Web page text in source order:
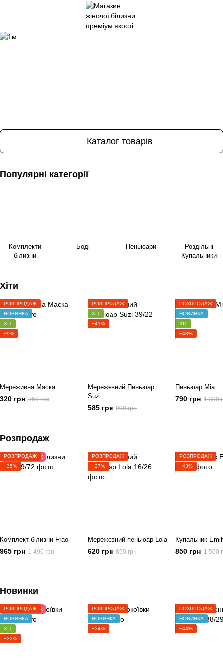
Каталог товарів
Популярні категорії
Комплекти
білизни
Боді Пеньюари
Роздільні
Купальники
Хіти
РОЗПРОДАЖ
НОВИНКА
ХІТ
−9%
Мереживна Маска
320 грн 350 грн
РОЗПРОДАЖ
ХІТ
−41%
Мережевний Пеньюар
Suzi
585 грн 990 грн
РОЗПРОДАЖ
НОВИНКА
ХІТ
−43%
Пеньюар Mia
790 грн 1 390
Розпродаж
Подарунок
РОЗПРОДАЖ
−35%
Комплект білизни Frao
965 грн 1 490 грн
РОЗПРОДАЖ
−27%
Мережевний пеньюар Lola
620 грн 850 грн
РОЗПРОДАЖ
−43%
Купальник
850 грн 1 500
Новинки
Подарунок
РОЗПРОДАЖ
НОВИНКА
ХІТ
−32%
РОЗПРОДАЖ
НОВИНКА
−34%
РОЗПРОДАЖ
НОВИНКА
−44%